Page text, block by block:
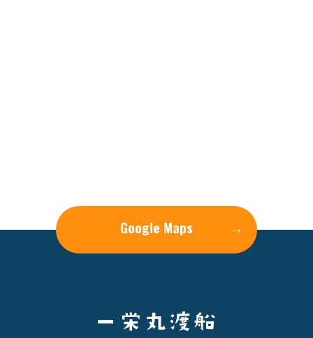
Google Maps →